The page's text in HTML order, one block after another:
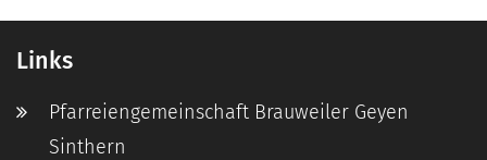
Links
Pfarreiengemeinschaft Brauweiler Geyen
Sinthern